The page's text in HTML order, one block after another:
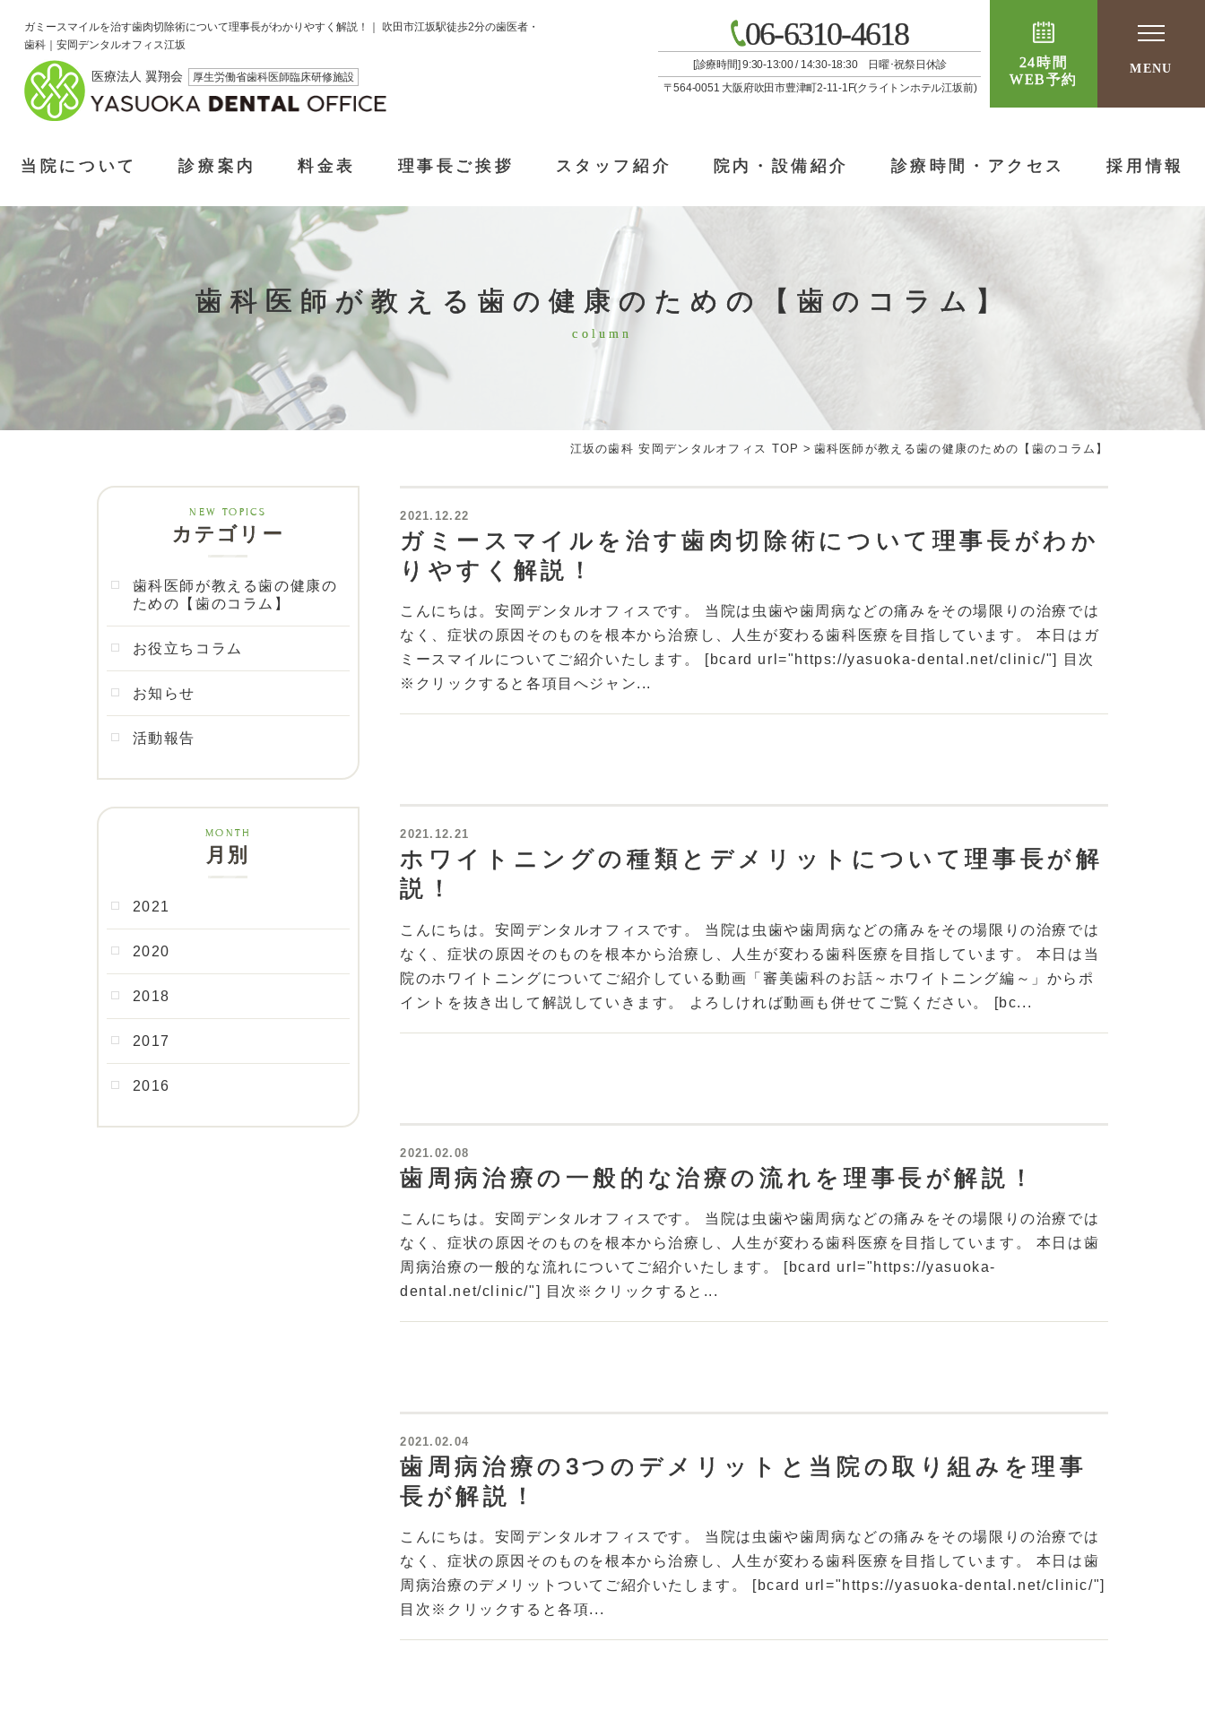
ガミースマイルを治す歯肉切除術について理事長がわかりやすく解説！｜ 吹田市江坂駅徒歩2分の歯医者・
歯科｜安岡デンタルオフィス江坂
医療法人 翼翔会 厚生労働省歯科医師臨床研修施設
24時間
WEB予約
MENU
06-6310-4618
[診療時間] 9:30-13:00 / 14:30-18:30 日曜･祝祭日休診
〒564-0051 大阪府吹田市豊津町2-11-1F(クライトンホテル江坂前)
当院について 診療案内 料金表 理事長ご挨拶 スタッフ紹介 院内・設備紹介 診療時間・アクセス 採用情報
歯科医師が教える歯の健康のための【歯のコラム】
column
江坂の歯科 安岡デンタルオフィス TOP > 歯科医師が教える歯の健康のための【歯のコラム】
2021.12.22
ガミースマイルを治す歯肉切除術について理事長がわか
りやすく解説！
こんにちは。安岡デンタルオフィスです。 当院は虫歯や歯周病などの痛みをその場限りの治療では
なく、症状の原因そのものを根本から治療し、人生が変わる歯科医療を目指しています。 本日はガ
ミースマイルについてご紹介いたします。 [bcard url="https://yasuoka-dental.net/clinic/"] 目次
※クリックすると各項目へジャン...
2021.12.21
ホワイトニングの種類とデメリットについて理事長が解
説！
こんにちは。安岡デンタルオフィスです。 当院は虫歯や歯周病などの痛みをその場限りの治療では
なく、症状の原因そのものを根本から治療し、人生が変わる歯科医療を目指しています。 本日は当
院のホワイトニングについてご紹介している動画「審美歯科のお話～ホワイトニング編～」からポ
イントを抜き出して解説していきます。 よろしければ動画も併せてご覧ください。 [bc...
2021.02.08
歯周病治療の一般的な治療の流れを理事長が解説！
こんにちは。安岡デンタルオフィスです。 当院は虫歯や歯周病などの痛みをその場限りの治療では
なく、症状の原因そのものを根本から治療し、人生が変わる歯科医療を目指しています。 本日は歯
周病治療の一般的な流れについてご紹介いたします。 [bcard url="https://yasuoka-
dental.net/clinic/"] 目次※クリックすると...
2021.02.04
歯周病治療の3つのデメリットと当院の取り組みを理事
長が解説！
こんにちは。安岡デンタルオフィスです。 当院は虫歯や歯周病などの痛みをその場限りの治療では
なく、症状の原因そのものを根本から治療し、人生が変わる歯科医療を目指しています。 本日は歯
周病治療のデメリットついてご紹介いたします。 [bcard url="https://yasuoka-dental.net/clinic/"]
目次※クリックすると各項...
カテゴリー
歯科医師が教える歯の健康の
ための【歯のコラム】
お役立ちコラム
お知らせ
活動報告
月別
2021
2020
2018
2017
2016